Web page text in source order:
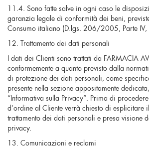
11.4. Sono fatte salve in ogni caso le
garanzia legale di conformità dei beni,
Consumo italiano (D.lgs. 206/2005, Parte
12. Trattamento dei dati personali
I dati dei Clienti sono trattati da FARMACIA
conformemente a quanto previsto dalla
di protezione dei dati personali, come
presente nella sezione appositamente
“Informativa sulla Privacy”. Prima di
d’ordine al Cliente verrà chiesto di esplicitare
trattamento dei dati personali e presa visione
privacy.
13. Comunicazioni e reclami